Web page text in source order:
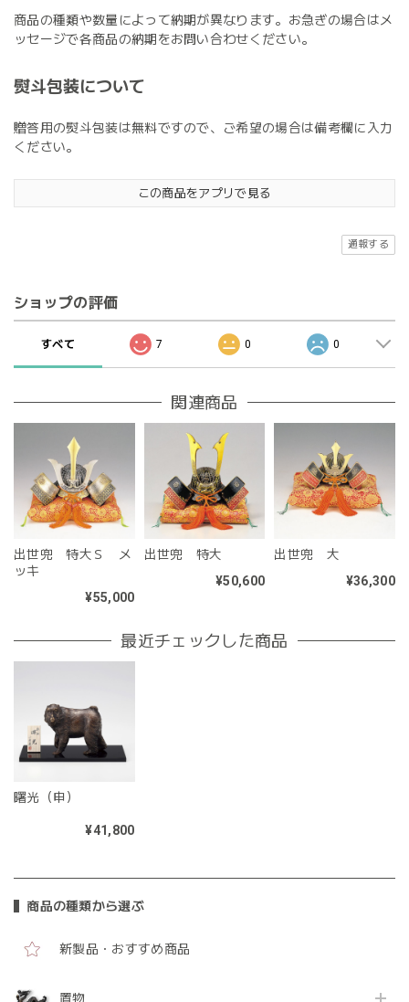
商品の種類から選ぶ
新製品・おすすめ商品
置物
商品の種類や数量によって納期が異なります。お急ぎの場合はメ
ッセージで各商品の納期をお問い合わせください。
熨斗包装について
贈答用の熨斗包装は無料ですので、ご希望の場合は備考欄に入力
ください。
この商品をアプリで見る
通報する
ショップの評価
すべて 7 0 0
関連商品
出世兜 特大Ｓ メ
ッキ
¥55,000
出世兜 特大
¥50,600
出世兜 大
¥36,300
最近チェックした商品
曙光（申）
¥41,800